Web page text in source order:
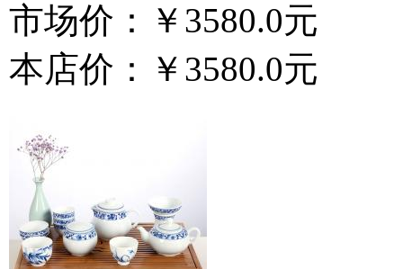
市场价：
￥3580.0元
本店价：
￥3580.0元